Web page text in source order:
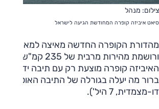
צילום: מנהל
סיאט איביזה קופרה המחודשת הגיעה לישראל
ברור מה יעלה בגורלה של התיבה האוטומטית
דו-מצמדית, 7 היל').